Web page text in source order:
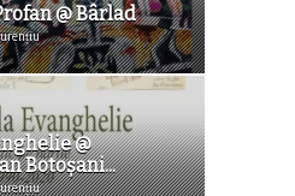
@ Bârlad
@
Botoşani...